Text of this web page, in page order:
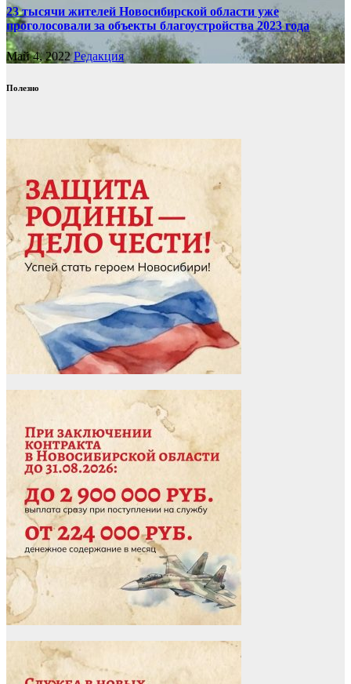
23 тысячи жителей Новосибирской области уже
проголосовали за объекты благоустройства 2023 года
Май 4, 2022Редакция
Полезно